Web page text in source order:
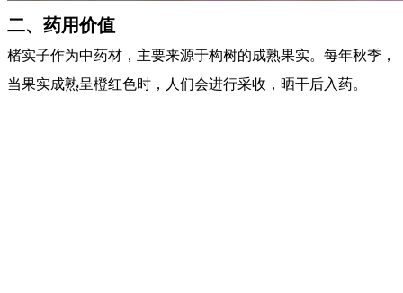
二、药用价值
楮实子作为中药材，主要来源于构树的成熟果实。每年秋季，
当果实成熟呈橙红色时，人们会进行采收，晒干后入药。